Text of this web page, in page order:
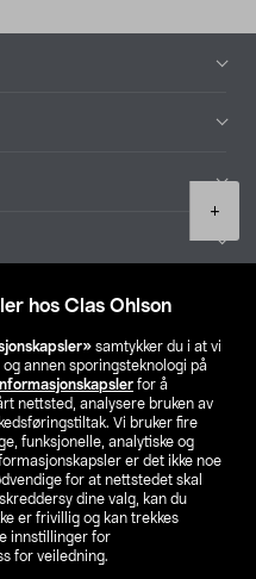
hos Clas Ohlson
samtykker du i at vi
annen sporingsteknologi på
for å
nettsted, analysere bruken av
Vi bruker fire
funksjonelle, analytiske og
er det ikke noe
for at nettstedet skal
dine valg, kan du
er frivillig og kan trekkes
innstillinger for
for veiledning.
+
butikk
FI